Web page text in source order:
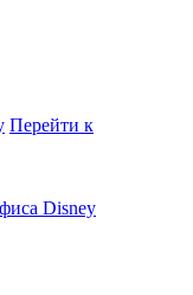
Перейти к
Disney